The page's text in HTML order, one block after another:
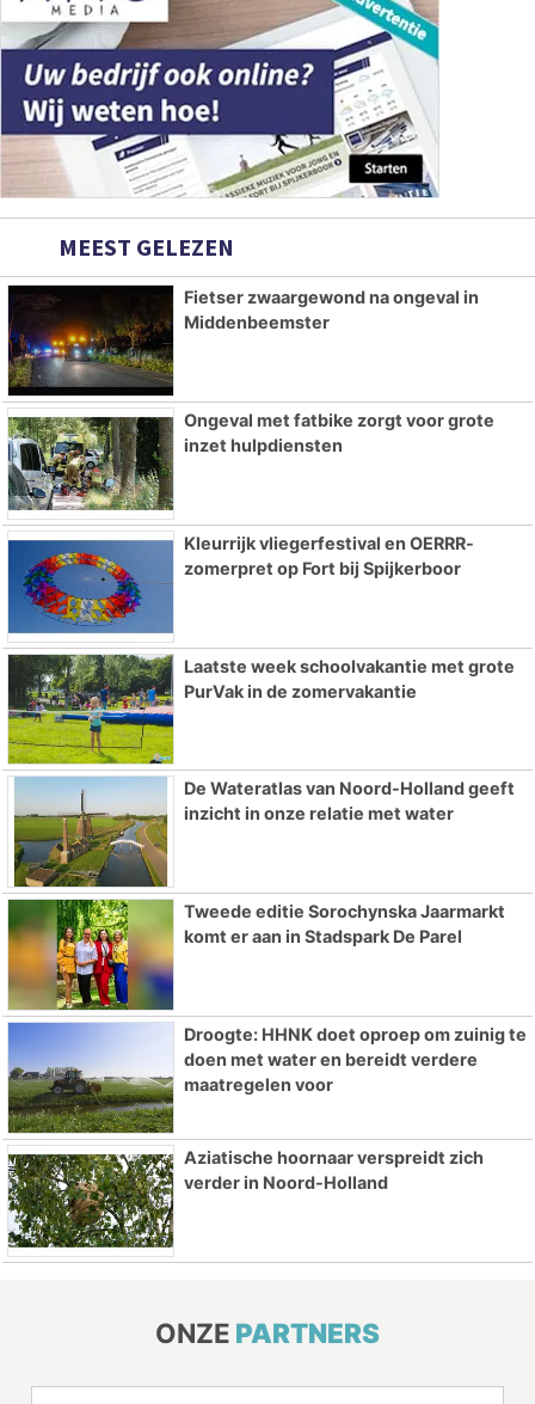
MEEST GELEZEN
Fietser zwaargewond na ongeval in
Middenbeemster
Ongeval met fatbike zorgt voor grote
inzet hulpdiensten
Kleurrijk vliegerfestival en OERRR-
zomerpret op Fort bij Spijkerboor
Laatste week schoolvakantie met grote
PurVak in de zomervakantie
De Wateratlas van Noord-Holland geeft
inzicht in onze relatie met water
Tweede editie Sorochynska Jaarmarkt
komt er aan in Stadspark De Parel
Droogte: HHNK doet oproep om zuinig te
doen met water en bereidt verdere
maatregelen voor
Aziatische hoornaar verspreidt zich
verder in Noord-Holland
ONZE PARTNERS